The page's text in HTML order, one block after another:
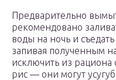
Предварительно
рекомендовано
воды на ночь и
запивая полученным
исключить из рациона
рис — они могут